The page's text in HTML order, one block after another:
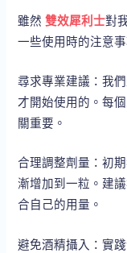
雖然 雙效犀利士對
一些使用時的注意事
尋求專業建議：我
才開始使用的。每
關重要。
合理調整劑量：初
漸增加到一粒。建
合自己的用量。
避免酒精攝入：實